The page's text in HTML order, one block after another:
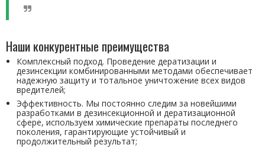
Наши конкурентные преимущества
Комплексный подход. Проведение дератизации и
дезинсекции комбинированными методами обеспечивает
надежную защиту и тотальное уничтожение всех видов
вредителей;
Эффективность. Мы постоянно следим за новейшими
разработками в дезинсекционной и дератизационной
сфере, используем химические препараты последнего
поколения, гарантирующие устойчивый и
продолжительный результат;